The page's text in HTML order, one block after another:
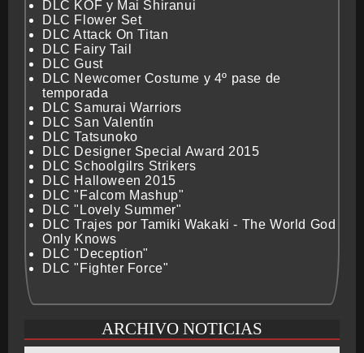
DLC KOF y Mai Shiranui
DLC Flower Set
DLC Attack On Titan
DLC Fairy Tail
DLC Gust
DLC Newcomer Costume y 4º pase de
temporada
DLC Samurai Warriors
DLC San Valentín
DLC Tatsunoko
DLC Designer Special Award 2015
DLC Schoolgilrs Strikers
DLC Halloween 2015
DLC "Falcom Mashup"
DLC "Lovely Summer"
DLC Trajes por Tamiki Wakaki - The World God
Only Knows
DLC "Deception"
DLC "Fighter Force"
ARCHIVO NOTICIAS